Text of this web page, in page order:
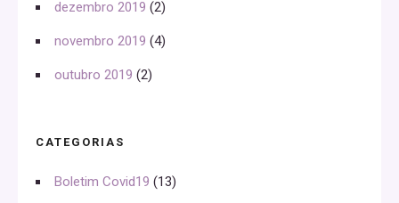
dezembro 2019 (2)
novembro 2019 (4)
outubro 2019 (2)
CATEGORIAS
Boletim Covid19 (13)